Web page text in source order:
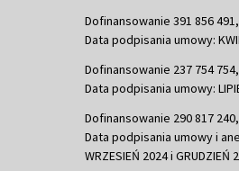
Dofinansowanie 391 856
Data podpisania umowy:
Dofinansowanie 237 754
Data podpisania umowy:
Dofinansowanie 290 817
Data podpisania umowy i
WRZESIEŃ 2024 i GRUDZIEŃ